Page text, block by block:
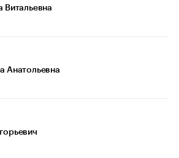
Витальевна
Анатольевна